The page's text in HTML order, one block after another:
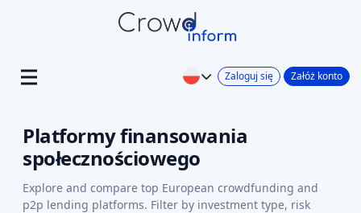
Zaloguj się Załóż konto
Platformy finansowania
społecznościowego
Explore and compare top European crowdfunding and
p2p lending platforms. Filter by investment type, risk